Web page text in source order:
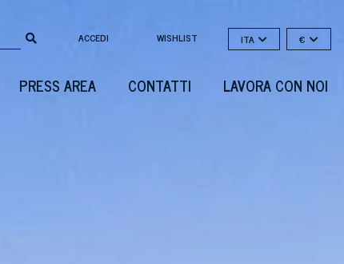
ACCEDI WISHLIST ITA €
PRESS AREA CONTATTI LAVORA CON NOI